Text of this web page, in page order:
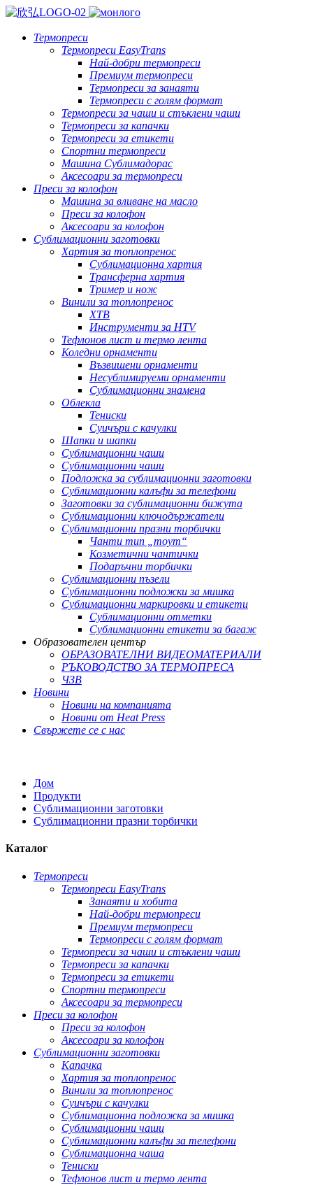
Термопреси
Термопреси EasyTrans
Най-добри термопреси
Премиум термопреси
Термопреси за занаяти
Термопреси с голям формат
Термопреси за чаши и стъклени чаши
Термопреси за капачки
Термопреси за етикети
Спортни термопреси
Машина Сублимадорас
Аксесоари за термопреси
Преси за колофон
Машина за вливане на масло
Преси за колофон
Аксесоари за колофон
Сублимационни заготовки
Хартия за топлопренос
Сублимационна хартия
Трансферна хартия
Тример и нож
Винили за топлопренос
ХТВ
Инструменти за HTV
Тефлонов лист и термо лента
Коледни орнаменти
Възвишени орнаменти
Несублимируеми орнаменти
Сублимационни знамена
Облекла
Тениски
Суичъри с качулки
Шапки и шапки
Сублимационни чаши
Сублимационни чаши
Подложка за сублимационни заготовки
Сублимационни калъфи за телефони
Заготовки за сублимационни бижута
Сублимационни ключодържатели
Сублимационни празни торбички
Чанти тип „тоут“
Козметични чантички
Подаръчни торбички
Сублимационни пъзели
Сублимационни подложки за мишка
Сублимационни маркировки и етикети
Сублимационни отметки
Сублимационни етикети за багаж
Образователен център
ОБРАЗОВАТЕЛНИ ВИДЕОМАТЕРИАЛИ
РЪКОВОДСТВО ЗА ТЕРМОПРЕСА
ЧЗВ
Новини
Новини на компанията
Новини от Heat Press
Свържете се с нас
Дом
Продукти
Сублимационни заготовки
Сублимационни празни торбички
Каталог
Термопреси
Термопреси EasyTrans
Занаяти и хобита
Най-добри термопреси
Премиум термопреси
Термопреси с голям формат
Термопреси за чаши и стъклени чаши
Термопреси за капачки
Термопреси за етикети
Спортни термопреси
Аксесоари за термопреси
Преси за колофон
Преси за колофон
Аксесоари за колофон
Сублимационни заготовки
Капачка
Хартия за топлопренос
Винили за топлопренос
Суичъри с качулки
Сублимационна подложка за мишка
Сублимационни чаши
Сублимационни калъфи за телефони
Сублимационна чаша
Тениски
Тефлонов лист и термо лента